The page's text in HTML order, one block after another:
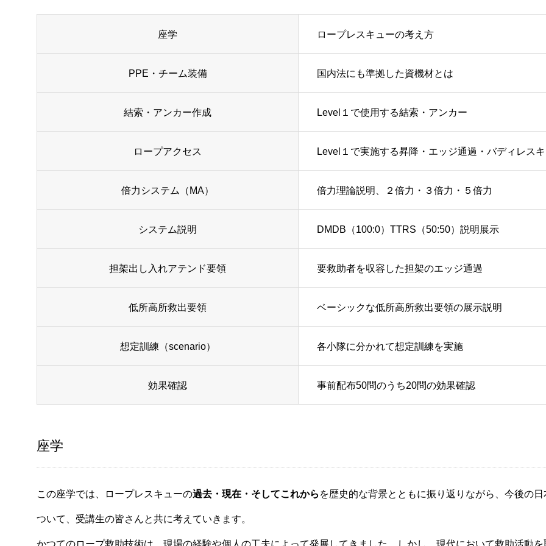
座学 ロープレスキューの考え方
PPE・チーム装備 国内法にも準拠した資機材とは
結索・アンカー作成 Level１で使用する結索・アンカー
ロープアクセス Level１で実施する昇降・エッジ通過・バディレス
倍力システム（MA） 倍力理論説明、２倍力・３倍力・５倍力
システム説明 DMDB（100:0）TTRS（50:50）説明展示
担架出し入れアテンド要領 要救助者を収容した担架のエッジ通過
低所高所救出要領 ベーシックな低所高所救出要領の展示説明
想定訓練（scenario） 各小隊に分かれて想定訓練を実施
効果確認 事前配布50問のうち20問の効果確認
座学
この座学では、ロープレスキューの過去・現在・そしてこれから を歴史的な背景とともに振り返りながら、今後の
ついて、受講生の皆さんと共に考えていきます。
かつてのロープ救助技術は、現場の経験や個人の工夫によって発展してきました。しかし、現代において救助活動